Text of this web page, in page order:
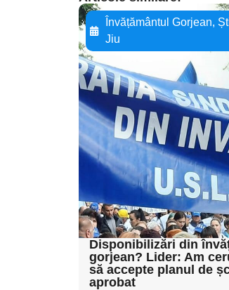
Învățământul Gorjean,
Jiu
Adaugă aici
pentru
textul pentru
textul pentru
textul
Disponibilizări din
gorjean? Lider: Am
să accepte planul de
aprobat